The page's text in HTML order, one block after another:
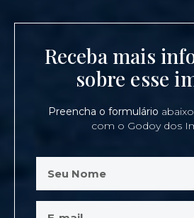
Receba mais
sobre esse
Preencha o formulário
com o Godoy dos